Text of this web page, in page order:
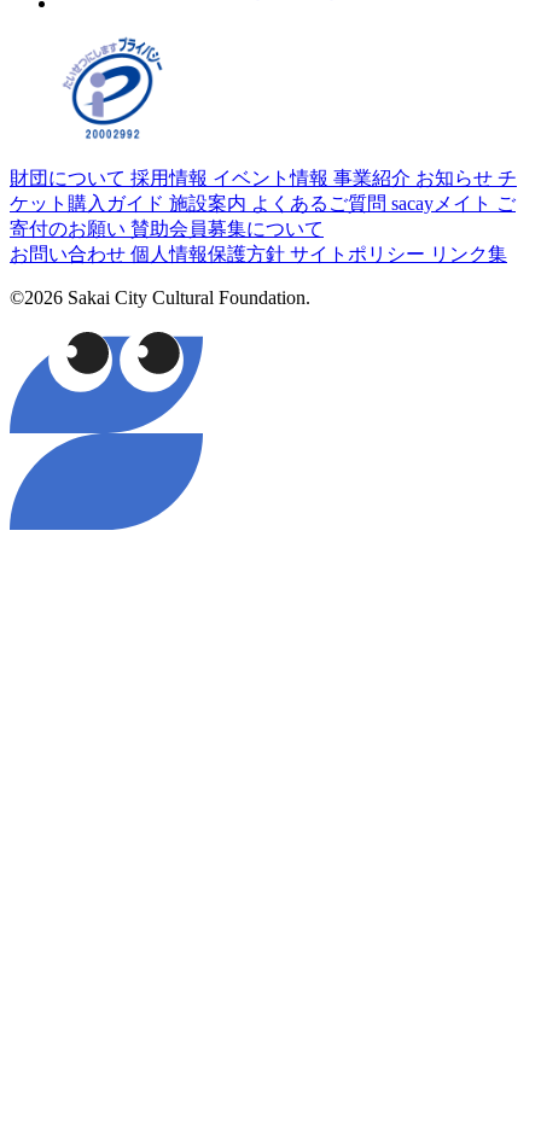
財団について 採用情報 イベント情報 事業紹介 お知らせ チ
ケット購入ガイド 施設案内 よくあるご質問 sacayメイト ご
寄付のお願い 賛助会員募集について
お問い合わせ 個人情報保護方針 サイトポリシー リンク集
©2026 Sakai City Cultural Foundation.